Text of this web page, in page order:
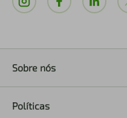
Sobre nós
Políticas